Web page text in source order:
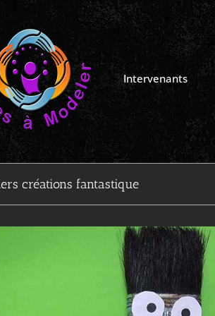
Intervenants
créations fantastique